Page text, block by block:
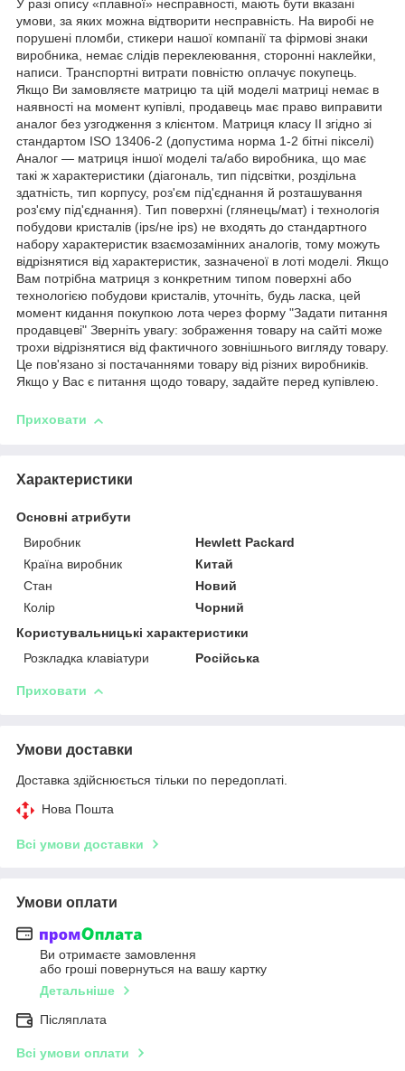
У разі опису «плавної» несправності, мають бути вказані
умови, за яких можна відтворити несправність. На виробі не
порушені пломби, стикери нашої компанії та фірмові знаки
виробника, немає слідів переклеювання, сторонні наклейки,
написи. Транспортні витрати повністю оплачує покупець.
Якщо Ви замовляєте матрицю та цій моделі матриці немає в
наявності на момент купівлі, продавець має право виправити
аналог без узгодження з клієнтом. Матриця класу II згідно зі
стандартом ISO 13406-2 (допустима норма 1-2 бітні пікселі)
Аналог — матриця іншої моделі та/або виробника, що має
такі ж характеристики (діагональ, тип підсвітки, роздільна
здатність, тип корпусу, роз'єм під'єднання й розташування
роз'єму під'єднання). Тип поверхні (глянець/мат) і технологія
побудови кристалів (ips/не ips) не входять до стандартного
набору характеристик взаємозамінних аналогів, тому можуть
відрізнятися від характеристик, зазначеної в лоті моделі. Якщо
Вам потрібна матриця з конкретним типом поверхні або
технологією побудови кристалів, уточніть, будь ласка, цей
момент кидання покупкою лота через форму "Задати питання
продавцеві" Зверніть увагу: зображення товару на сайті може
трохи відрізнятися від фактичного зовнішнього вигляду товару.
Це пов'язано зі постачаннями товару від різних виробників.
Якщо у Вас є питання щодо товару, задайте перед купівлею.
Приховати
Характеристики
Основні атрибути
Виробник
Hewlett Packard
Країна виробник
Китай
Стан
Новий
Колір
Чорний
Користувальницькі характеристики
Розкладка клавіатури
Російська
Приховати
Умови доставки
Доставка здійснюється тільки по передоплаті.
Нова Пошта
Всі умови доставки
Умови оплати
Ви отримаєте замовлення
або гроші повернуться на вашу картку
Детальніше
Післяплата
Всі умови оплати